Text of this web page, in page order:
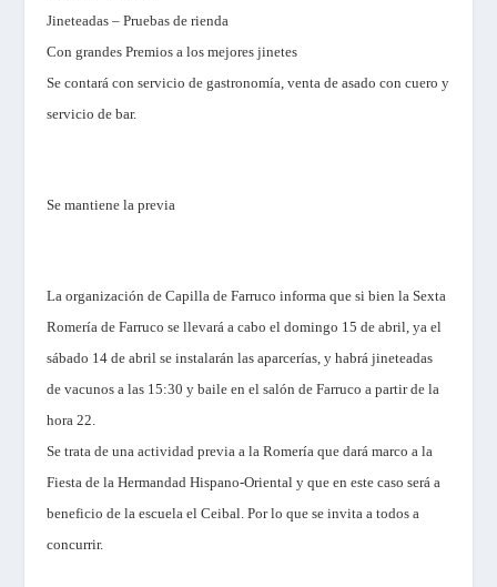
Jineteadas – Pruebas de rienda
Con grandes Premios a los mejores jinetes
Se contará con servicio de gastronomía, venta de asado con cuero y
servicio de bar.
Se mantiene la previa
La organización de Capilla de Farruco informa que si bienla Sexta
Romería de Farruco se llevará a cabo el domingo 15 de abril, ya el
sábado 14 de abril se instalarán las aparcerías, y habrá jineteadas
de vacunos a las 15:30 y baile en el salón de Farruco a partir de la
hora 22.
Se trata de una actividad previa ala Romería que dará marco ala
Fiesta dela Hermandad Hispano-Oriental y que en este caso será a
beneficio de la escuela el Ceibal. Por lo que se invita a todos a
concurrir.